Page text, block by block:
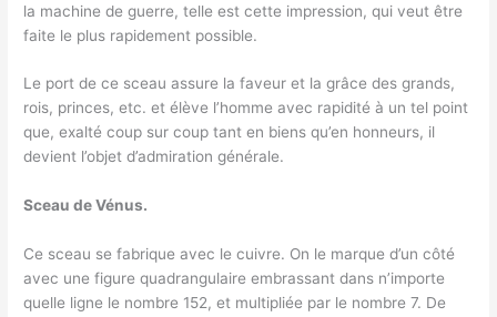
la machine de guerre, telle est cette impression, qui veut être
faite le plus rapidement possible.
Le port de ce sceau assure la faveur et la grâce des grands,
rois, princes, etc. et élève l’homme avec rapidité à un tel point
que, exalté coup sur coup tant en biens qu’en honneurs, il
devient l’objet d’admiration générale.
Sceau de Vénus.
Ce sceau se fabrique avec le cuivre. On le marque d’un côté
avec une figure quadrangulaire embrassant dans n’importe
quelle ligne le nombre 152, et multipliée par le nombre 7. De